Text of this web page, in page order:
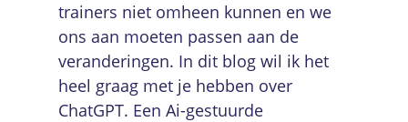
trainers niet omheen kunnen en we
ons aan moeten passen aan de
veranderingen. In dit blog wil ik het
heel graag met je hebben over
ChatGPT. Een Ai-gestuurde